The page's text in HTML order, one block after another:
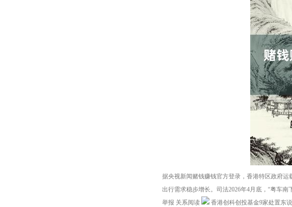
据央视新闻赌钱赚钱官方登录，香港特区政府
出行需求稳步增长。司法2026年4月底，“粤车南
举报 关系阅读
香港创科创投基金9家处置东